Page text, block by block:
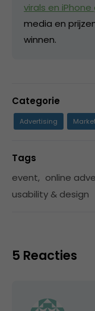
virals en
media en
winnen.
Categorie
Advertising
Tags
event, online
usability & design
5 Reacties